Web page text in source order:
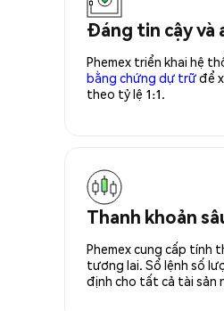
Đáng tin cậy và
Phemex triển khai hệ
bằng chứng dự trữđể
theo tỷ lệ 1:1.
Thanh khoản
Phemex cung cấp tính
tương lai. Sổ lệnh số
định cho tất cả tài sản